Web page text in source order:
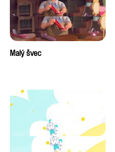
Malý švec